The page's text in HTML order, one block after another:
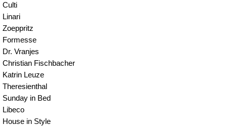
Culti
Linari
Zoeppritz
Formesse
Dr. Vranjes
Christian Fischbacher
Katrin Leuze
Theresienthal
Sunday in Bed
Libeco
House in Style